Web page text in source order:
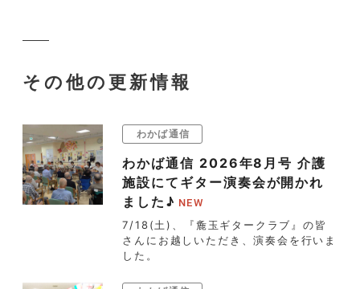
その他の更新情報
わかば通信
わかば通信 2026年8月号 介護
施設にてギター演奏会が開かれ
ました♪
7/18(土)、『麁玉ギタークラブ』の皆
さんにお越しいただき、演奏会を行いま
した。